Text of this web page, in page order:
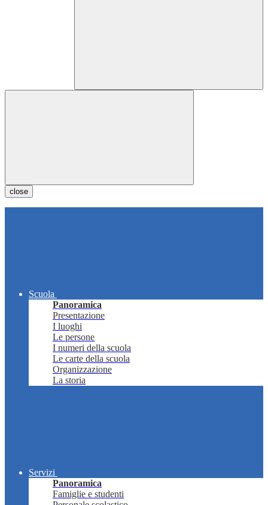
close
Scuola
Panoramica
Presentazione
I luoghi
Le persone
I numeri della scuola
Le carte della scuola
Organizzazione
La storia
Servizi
Panoramica
Famiglie e studenti